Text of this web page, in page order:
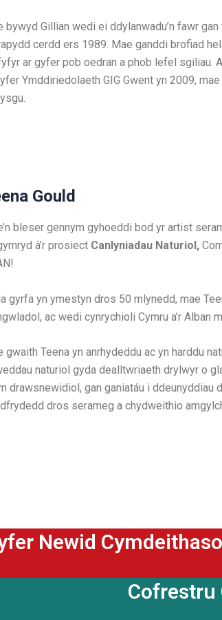
bywyd Gillian wedi ei ddylanwadu’n fawr
cerdd ers 1989. Mae ganddi brofiad
ar gyfer pob oedran a phob lefel sgiliau.
Ymddiriedolaeth GIG Gwent yn 2009,
Gould
bleser gennym gyhoeddi bod yr artist
â’r prosiect Canlyniadau Naturiol,
gyrfa yn ymestyn dros 50 mlynedd, mae
ac wedi cynrychioli Cymru a’r Alban
gwaith Teena yn anrhydeddu ac yn harddu
naturiol gyda dealltwriaeth drylwyr o
drawsnewidiol, gan ganiatáu i ddeunyddiau
dros serameg a chydweithio
Newid
Cofrestru